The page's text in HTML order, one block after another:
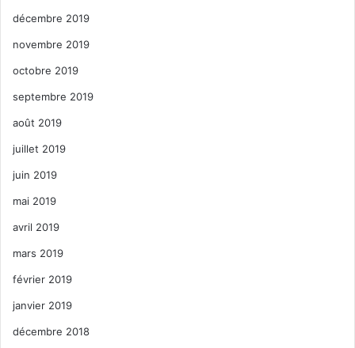
décembre 2019
novembre 2019
octobre 2019
septembre 2019
août 2019
juillet 2019
juin 2019
mai 2019
avril 2019
mars 2019
février 2019
janvier 2019
décembre 2018